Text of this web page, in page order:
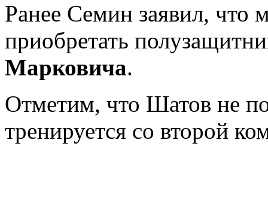
Ранее Семин заявил, что
приобретать
Марковича.
Отметим, что Шатов не
тренируется со второй